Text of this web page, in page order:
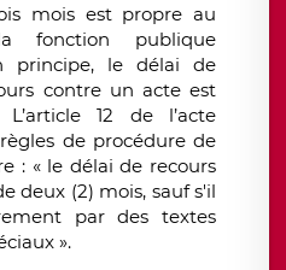
mois est propre au
fonction publique
principe, le délai de
contre un acte est
12 de l’acte
de procédure de
: « le délai de recours
deux (2) mois, sauf s'il
par des textes
».